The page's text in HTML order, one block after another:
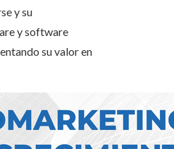
y su
y software
su valor en